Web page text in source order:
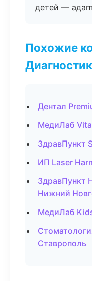
детей —
Похожие
Дентал
МедиЛаб
ЗдравПункт
ИП Laser
ЗдравПункт
Нижний
МедиЛаб
Ставрополь